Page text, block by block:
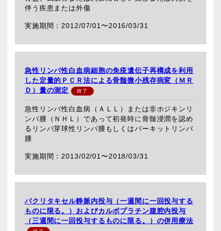
伴う疾患または外傷
2012/07/01〜2016/03/31
急性リンパ性白血病細胞の免疫遺伝子再構成を利用
した定量的ＰＣＲ法による骨髄微小残存病変（ＭＲ
Ｄ）量の測定
急性リンパ性白血病（ＡＬＬ）または非ホジキンリ
ンパ腫（ＮＨＬ）であって初発時に骨髄浸潤を認め
るリンパ芽球性リンパ腫もしくはバーキットリンパ
腫
2013/02/01〜2018/03/31
パクリタキセル静脈内投与（一週間に一回投与する
ものに限る。）およびカルボプラチン腹腔内投与
（三週間に一回投与するものに限る。）の併用療法